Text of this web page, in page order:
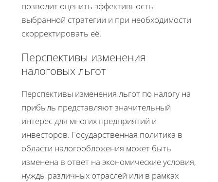
позволит оценить эффективность
выбранной стратегии и при необходимости
скорректировать её.
Перспективы изменения
налоговых льгот
Перспективы изменения льгот по налогу на
прибыль представляют значительный
интерес для многих предприятий и
инвесторов. Государственная политика в
области налогообложения может быть
изменена в ответ на экономические условия,
нужды различных отраслей или в рамках